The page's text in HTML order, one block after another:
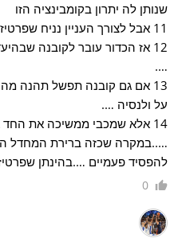
שנותן לה יתרון בקומבינציה הזו
11 אבל לצורך העניין נניח שפרטיזן הפסידה פעמיים
12 אז הכדור עובר לקובנה
….
13 אם גם קובנה תפשל תהנה
על ולנסיה ….
14 אלא שמכבי ממשיכה את החד
…..במקרה שכזה ברירת המחדל
להפסיד פעמיים ….בהינתן
0